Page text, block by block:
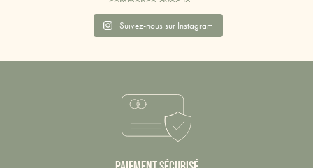
Suivez-nous sur Instagram